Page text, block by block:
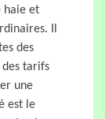
haie et
Il
des
tarifs
une
est le